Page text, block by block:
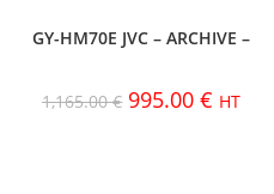
GY-HM70E JVC – ARCHIVE –
1,165.00€ 995.00€ HT